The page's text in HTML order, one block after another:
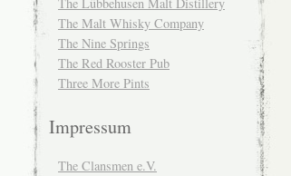
The Malt Whisky Company
The Nine Springs
The Red Rooster Pub
Three More Pints
Impressum
The Clansmen e.V.